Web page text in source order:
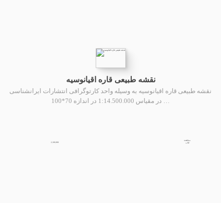
نقشه طبیعی قاره اقیانوسیه
نقشه طبیعی قاره اقیانوسیه به وسیله واحد کارتوگرافی انتشارات ایرانشناسی
در مقیاس 1:14.500.000 در اندازه 70*100 …
2,100,000
مشاهده
کتاب